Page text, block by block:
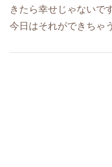
きたら幸せじゃないで
今日はそれができちゃ